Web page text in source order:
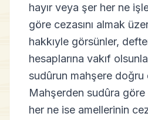
hayır veya şer her ne
göre cezasını almak
hakkıyle görsünler,
hesaplarına vakıf
sudûrun mahşere doğru
Mahşerden sudûra göre
her ne ise amellerinin